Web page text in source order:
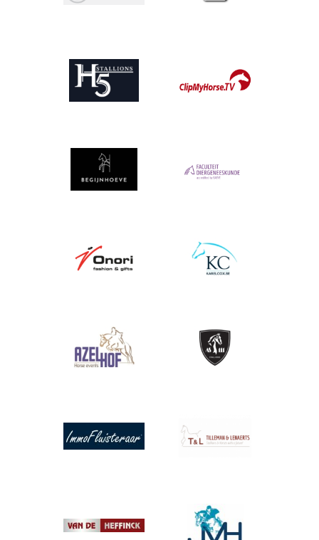
Afbeelding
Afbeelding Afbeelding
Afbeelding Afbeelding
Afbeelding Afbeelding
Afbeelding Afbeelding
Afbeelding
Afbeelding